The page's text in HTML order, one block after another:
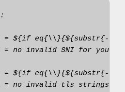
= ${if eq{\\}{${substr{-
= no invalid SNI for you
= ${if eq{\\}{${substr{-
= no invalid tls strings